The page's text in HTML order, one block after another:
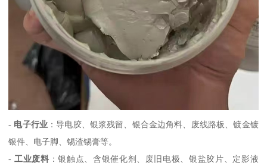
- 电子行业 ：导电胶、银浆残留、银合金边角料、废线路板、镀金镀
银件、电子脚、锡渣锡膏等。
- 工业废料 ：银触点、含银催化剂、废旧电极、银盐胶片、定影液